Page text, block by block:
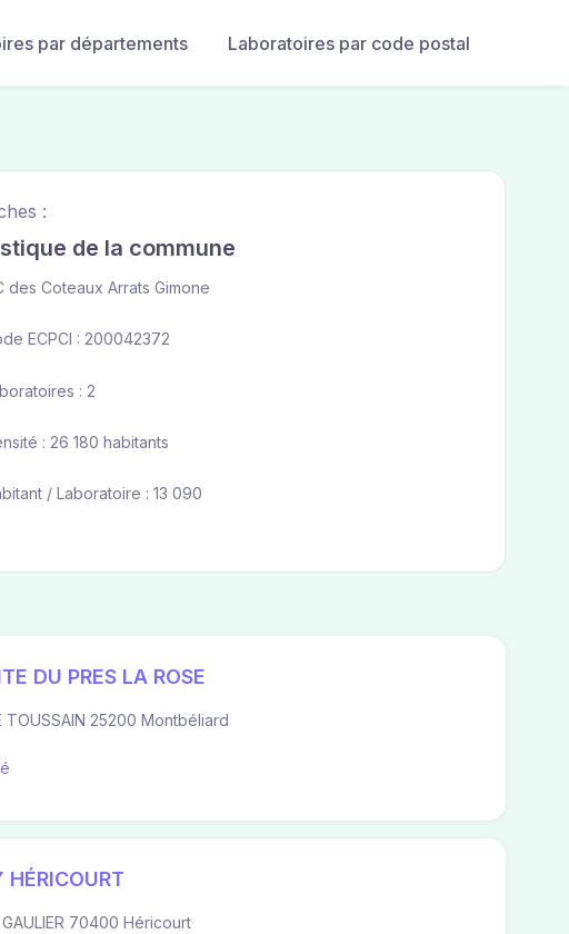
par départements Laboratoires par code postal
:
de la commune
des Coteaux Arrats Gimone
ECPCI : 200042372
: 2
: 26 180 habitants
/ Laboratoire : 13 090
DU PRES LA ROSE
TOUSSAIN 25200 Montbéliard
GAULIER 70400 Héricourt